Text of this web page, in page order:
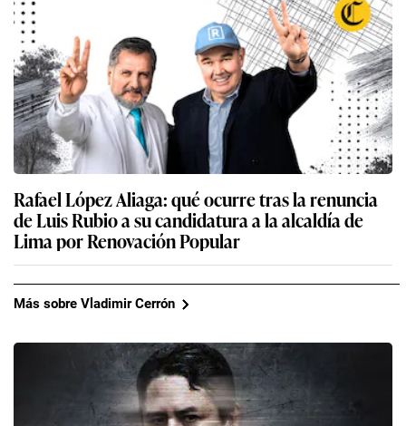
Rafael López Aliaga: qué ocurre tras la renuncia
de Luis Rubio a su candidatura a la alcaldía de
Lima por Renovación Popular
Más sobre Vladimir Cerrón